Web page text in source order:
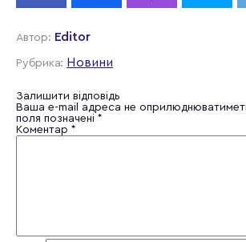
Автор: Editor
Рубрика: Новини
Залишити відповідь
Ваша e-mail адреса не
поля позначені *
Коментар *